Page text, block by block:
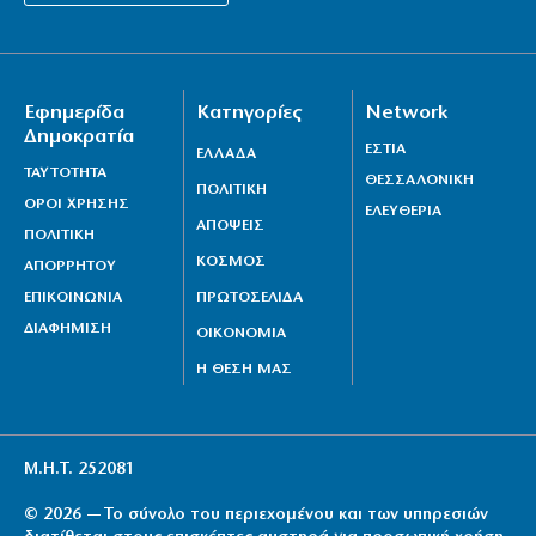
Πυροσβεστικής
σύνταξη της νεκρής μητέρας του
6|08|2026 | 21:35
Εφημερίδα
Δημοκρατία
ΤΑΥΤΟΤΗΤΑ
ΟΡΟΙ ΧΡΗΣΗΣ
ΠΟΛΙΤΙΚΗ
ΑΠΟΡΡΗΤΟΥ
ΕΠΙΚΟΙΝΩΝΙΑ
ΔΙΑΦΗΜΙΣΗ
Κατηγορίες
ΕΛΛΑΔΑ
ΠΟΛΙΤΙΚΗ
ΑΠΟΨΕΙΣ
ΚΟΣΜΟΣ
ΠΡΩΤΟΣΕΛΙΔΑ
ΟΙΚΟΝΟΜΙΑ
Η ΘΕΣΗ ΜΑΣ
Network
ΕΣΤΙΑ
ΘΕΣΣΑΛΟΝΙΚΗ
ΕΛΕΥΘΕΡΙΑ
Μ.Η.Τ. 252081
© 2026 — Το σύνολο του περιεχομένου και των υπηρεσιών